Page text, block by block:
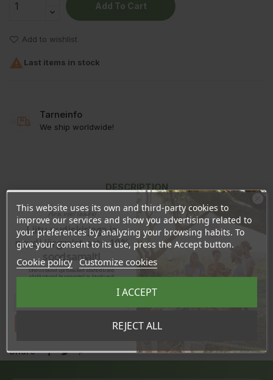
Add To Cart
Add to wishlist
 Last items in stock
Tarneinfo
We ship worldwide!
DESCRIPTION
PRODUCT DETAILS
REVIEWS
Share
This website uses its own and third-party cookies to
improve our services and show you advertising related to
your preferences by analyzing your browsing habits. To
give your consent to its use, press the Accept button.
Cookie policy Customize cookies
REJECT ALL
I ACCEPT
Ära veel lahku!
Liitu uudiskirjaga ja
naudi järgmist ostu 10%
soodsamalt!
Sind ootavad spetsiaalsed allahindlused,
eksklusiivsed kampaaniad ja kingitused!